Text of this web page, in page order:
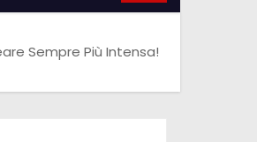
Sempre Più Intensa!